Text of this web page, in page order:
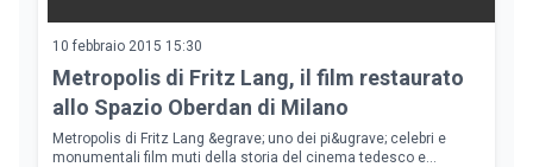
10 febbraio 2015 15:30
Metropolis di Fritz Lang, il film restaurato
allo Spazio Oberdan di Milano
Metropolis di Fritz Lang &egrave; uno dei pi&ugrave; celebri e
monumentali film muti della storia del cinema tedesco e